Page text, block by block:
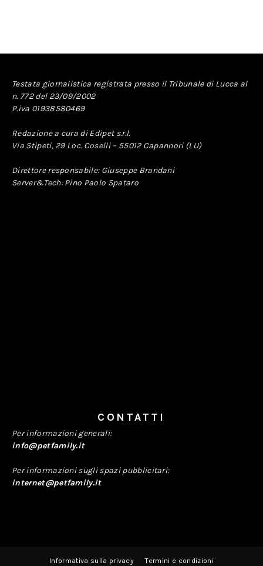
Testata giornalistica registrata presso il Tribunale di Lucca al
n. 772 del 23/09/2002
P.iva 01938580469
Redazione a cura di Edipet s.r.l.
Via Stipeti, 29 Loc. Coselli – 55012 Capannori (LU)
Direttore responsabile: Giuseppe Brandani
Server&Tech: Pino Paolo Spataro
CONTATTI
Per informazioni generali:
info@petfamily.it
Per informazioni sugli spazi pubblicitari:
internet@petfamily.it
Informativa sulla privacy Termini e condizioni